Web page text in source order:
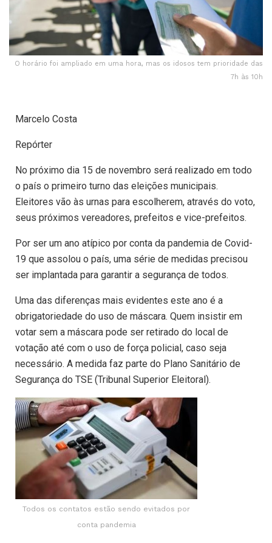
O horário foi ampliado em uma hora, mas os idosos tem prioridade das
7h às 10h
Marcelo Costa
Repórter
No próximo dia 15 de novembro será realizado em todo
o país o primeiro turno das eleições municipais.
Eleitores vão às urnas para escolherem, através do voto,
seus próximos vereadores, prefeitos e vice-prefeitos.
Por ser um ano atípico por conta da pandemia de Covid-
19 que assolou o país, uma série de medidas precisou
ser implantada para garantir a segurança de todos.
Uma das diferenças mais evidentes este ano é a
obrigatoriedade do uso de máscara. Quem insistir em
votar sem a máscara pode ser retirado do local de
votação até com o uso de força policial, caso seja
necessário. A medida faz parte do Plano Sanitário de
Segurança do TSE (Tribunal Superior Eleitoral).
Todos os contatos estão sendo evitados por
conta pandemia